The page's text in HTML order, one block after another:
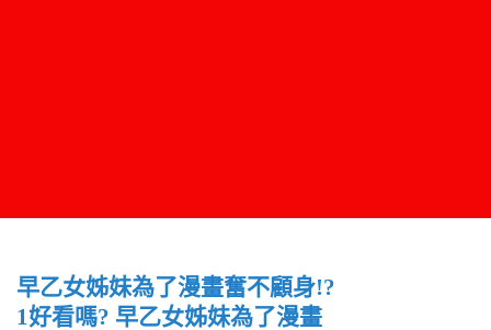
早乙女姊妹為了漫畫奮不顧身!?
1好看嗎? 早乙女姊妹為了漫畫